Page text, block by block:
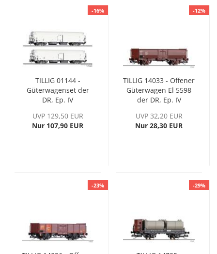
-16%
TILLIG 01144 -
Güterwagenset der
DR, Ep. IV
UVP 129,50 EUR
Nur 107,90 EUR
-12%
TILLIG 14033 - Offener
Güterwagen El 5598
der DR, Ep. IV
UVP 32,20 EUR
Nur 28,30 EUR
-23% -29%